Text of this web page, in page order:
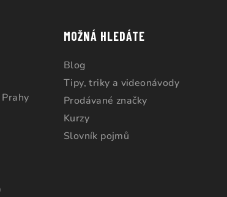
MOŽNÁ HLEDÁTE
Blog
Tipy, triky a videonávody
Prodávané značky
Kurzy
Slovník pojmů